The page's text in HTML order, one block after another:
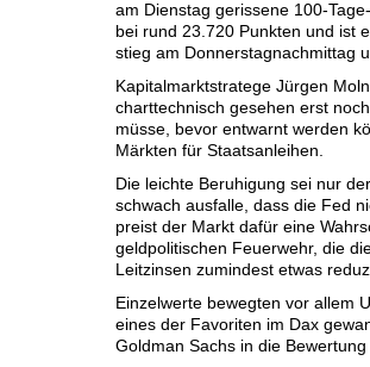
am Dienstag gerissene 100-
bei rund 23.720 Punkten und ist
stieg am Donnerstagnachmittag
Kapitalmarktstratege Jürgen
charttechnisch gesehen erst
müsse, bevor entwarnt werden
Märkten für Staatsanleihen.
Die leichte Beruhigung sei nur
schwach ausfalle, dass die Fed
preist der Markt dafür eine
geldpolitischen Feuerwehr, die
Leitzinsen zumindest etwas
Einzelwerte bewegten vor allem
eines der Favoriten im Dax
Goldman Sachs in die